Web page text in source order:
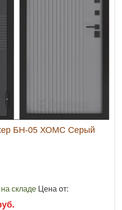
БН-05 ХОМС Серый
складе Цена от: